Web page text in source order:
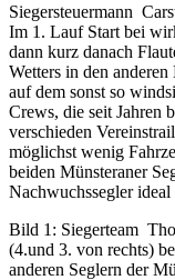
Siegersteuermann
Im 1. Lauf Start bei
dann kurz danach
Wetters in den
auf dem sonst so
Crews, die seit Jahren
verschieden
möglichst wenig
beiden Münsteraner
Nachwuchssegler
Bild 1: Siegerteam
(4.und 3. von rechts)
anderen Seglern der